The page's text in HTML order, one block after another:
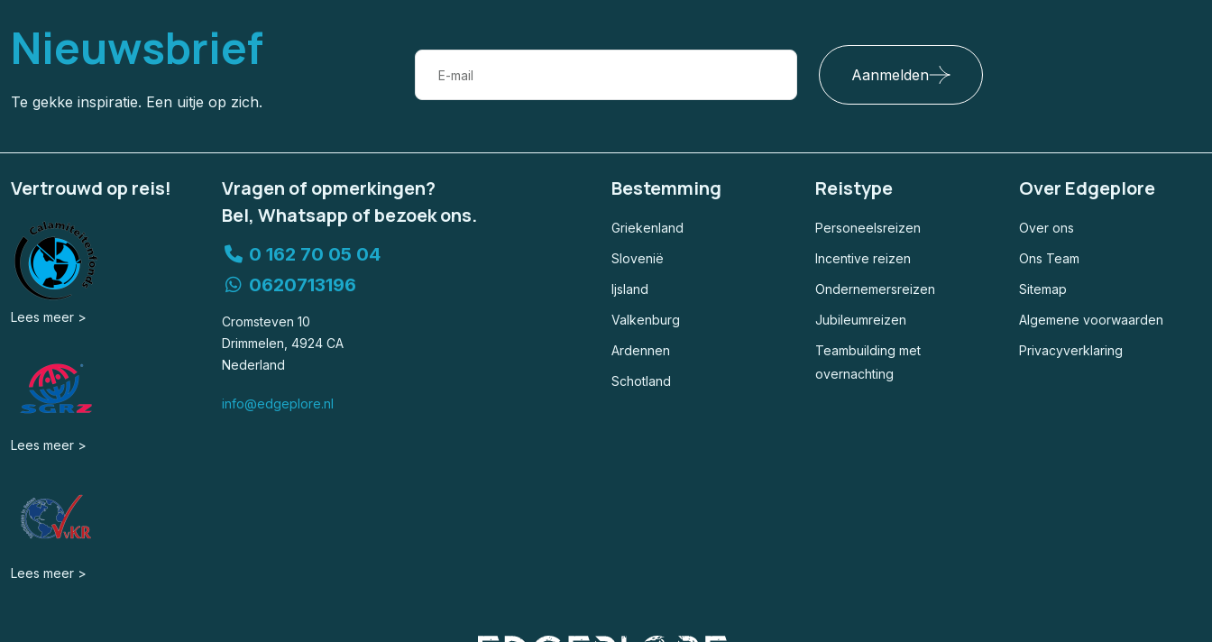
Nieuwsbrief
Te gekke inspiratie. Een uitje op zich.
Aanmelden
Vertrouwd op reis!
Lees meer >
Lees meer >
Lees meer >
Vragen of opmerkingen?
Bel, Whatsapp of bezoek ons.
0 162 70 05 04
0620713196
Cromsteven 10
Drimmelen, 4924 CA
Nederland
info@edgeplore.nl
Bestemming
Griekenland
Slovenië
Ijsland
Valkenburg
Ardennen
Schotland
Reistype
Personeelsreizen
Incentive reizen
Ondernemersreizen
Jubileumreizen
Teambuilding met
overnachting
Over Edgeplore
Over ons
Ons Team
Sitemap
Algemene voorwaarden
Privacyverklaring